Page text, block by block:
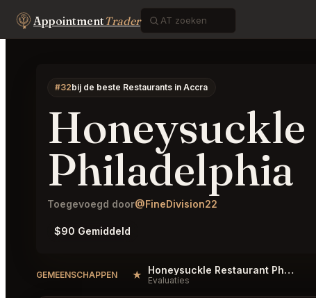
AppointmentTrader
#32bij de beste Restaurants in Accra
Philadelphia
Toegevoegd door@FineDivision22
$90 Gemiddeld
GEMEENSCHAPPEN ★ Honeysuckle Restaurant Philadelphia Reviews
Evaluaties